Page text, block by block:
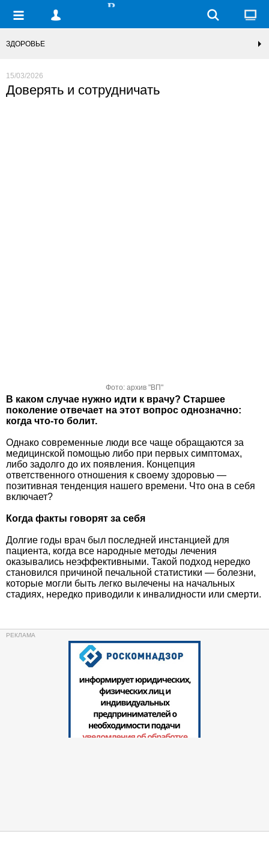
ЗДОРОВЬЕ
15/03/2026
Доверять и сотрудничать
Фото: архив "ВП"
В каком случае нужно идти к врачу? Старшее
поколение отвечает на этот вопрос однозначно:
когда что-то болит.
Однако современные люди все чаще обращаются за
медицинской помощью либо при первых симптомах,
либо задолго до их появления. Концепция
ответственного отношения к своему здоровью —
позитивная тенденция нашего времени. Что она в себя
включает?
Когда факты говорят за себя
Долгие годы врач был последней инстанцией для
пациента, когда все народные методы лечения
оказывались неэффективными. Такой подход нередко
становился причиной печальной статистики — болезни,
которые могли быть легко вылечены на начальных
стадиях, нередко приводили к инвалидности или смерти.